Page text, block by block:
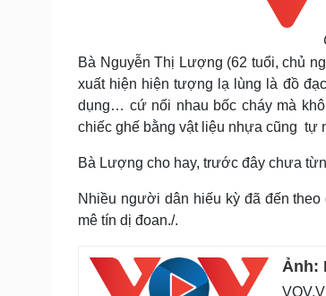
Bà Nguyễn Thị Lượng (62 tuổi, chủ
xuất hiện hiện tượng lạ lùng là đồ
dụng… cứ nối nhau bốc cháy mà
chiếc ghế bằng vật liệu nhựa cũng tự
Bà Lượng cho hay, trước đây chưa
Nhiều người dân hiếu kỳ đã đến
mê tín dị đoan./.
Ảnh: